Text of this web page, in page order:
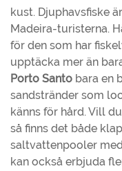
kust. Djuphavsfiske
Madeira-turisterna.
för den som har
upptäcka mer än
Porto Santo bara en
sandstränder som
känns för hård. Vill
så finns det både
saltvattenpooler
kan också erbjuda